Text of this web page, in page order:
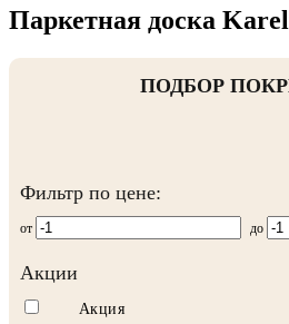
Паркетная доска
ПОДБОР
Фильтр по цене:
от до
Акции
Акция